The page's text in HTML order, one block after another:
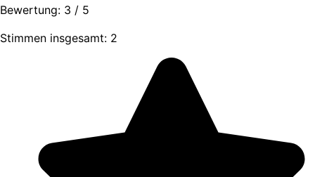
Bewertung: 3 / 5
Stimmen insgesamt: 2